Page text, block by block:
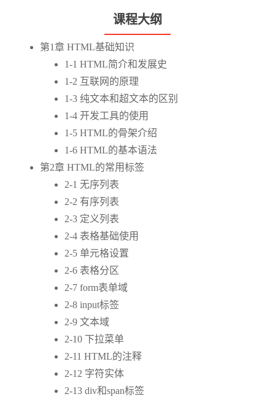
课程大纲
第1章 HTML基础知识
1-1 HTML简介和发展史
1-2 互联网的原理
1-3 纯文本和超文本的区别
1-4 开发工具的使用
1-5 HTML的骨架介绍
1-6 HTML的基本语法
第2章 HTML的常用标签
2-1 无序列表
2-2 有序列表
2-3 定义列表
2-4 表格基础使用
2-5 单元格设置
2-6 表格分区
2-7 form表单域
2-8 input标签
2-9 文本域
2-10 下拉菜单
2-11 HTML的注释
2-12 字符实体
2-13 div和span标签